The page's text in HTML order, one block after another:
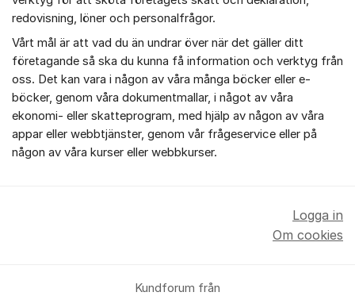
redovisning, löner och personalfrågor.
Vårt mål är att vad du än undrar över när det gäller ditt
företagande så ska du kunna få information och verktyg från
oss. Det kan vara i någon av våra många böcker eller e-
böcker, genom våra dokumentmallar, i något av våra
ekonomi- eller skatteprogram, med hjälp av någon av våra
appar eller webbtjänster, genom vår frågeservice eller på
någon av våra kurser eller webbkurser.
Kundforum från
Logga in
Om cookies